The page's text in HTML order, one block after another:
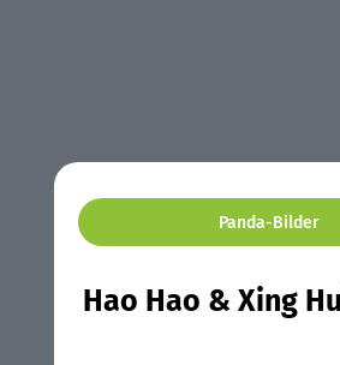
Panda-Bilder
Hao Hao & Xing